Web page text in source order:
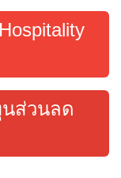
ส่วนลด